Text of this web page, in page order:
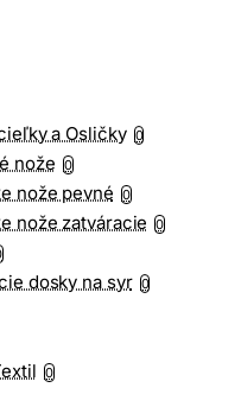
a Osličky 0
nože 0
nože pevné 0
nože zatváracie 0
dosky na syr 0
0